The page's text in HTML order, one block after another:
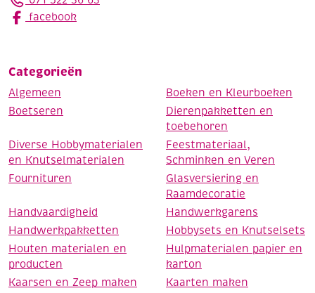
facebook
Categorieën
Algemeen
Boeken en Kleurboeken
Boetseren
Dierenpakketten en
toebehoren
Diverse Hobbymaterialen
en Knutselmaterialen
Feestmateriaal,
Schminken en Veren
Fournituren
Glasversiering en
Raamdecoratie
Handvaardigheid
Handwerkgarens
Handwerkpakketten
Hobbysets en Knutselsets
Houten materialen en
producten
Hulpmaterialen papier en
karton
Kaarsen en Zeep maken
Kaarten maken